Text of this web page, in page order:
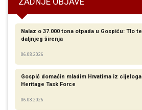
Nalaz o 37.000 tona otpada u Gospiću: Tlo
daljnjeg širenja
06.08.2026
Gospić domaćin mladim Hrvatima iz
Heritage Task Force
06.08.2026